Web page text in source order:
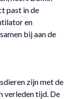
past in de
en
bij aan de
zijn met de
verleden tijd. De